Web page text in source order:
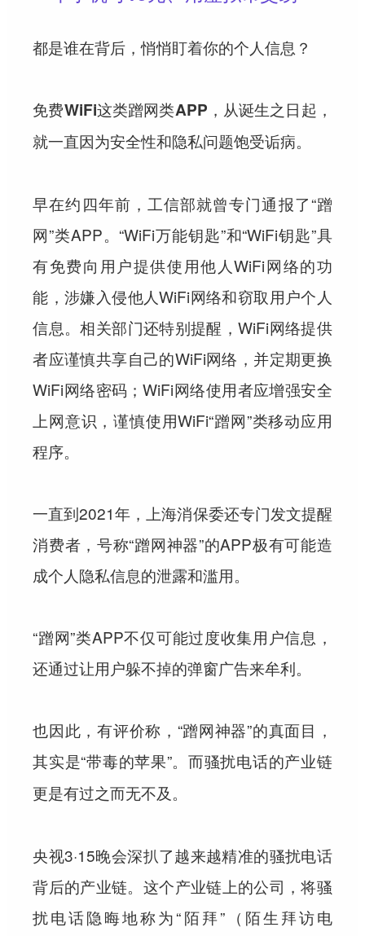
都是谁在背后，悄悄盯着你的个人信息？
免费WiFi这类蹭网类APP，从诞生之日起，
就一直因为安全性和隐私问题饱受诟病。
早在约四年前，工信部就曾专门通报了“蹭
网”类APP。“WiFi万能钥匙”和“WiFi钥匙”具
有免费向用户提供使用他人WiFi网络的功
能，涉嫌入侵他人WiFi网络和窃取用户个人
信息。相关部门还特别提醒，WiFi网络提供
者应谨慎共享自己的WiFi网络，并定期更换
WiFi网络密码；WiFi网络使用者应增强安全
上网意识，谨慎使用WiFi“蹭网”类移动应用
程序。
一直到2021年，上海消保委还专门发文提醒
消费者，号称“蹭网神器”的APP极有可能造
成个人隐私信息的泄露和滥用。
“蹭网”类APP不仅可能过度收集用户信息，
还通过让用户躲不掉的弹窗广告来牟利。
也因此，有评价称，“蹭网神器”的真面目，
其实是“带毒的苹果”。而骚扰电话的产业链
更是有过之而无不及。
央视3·15晚会深扒了越来越精准的骚扰电话
背后的产业链。这个产业链上的公司，将骚
扰电话隐晦地称为“陌拜”（陌生拜访电